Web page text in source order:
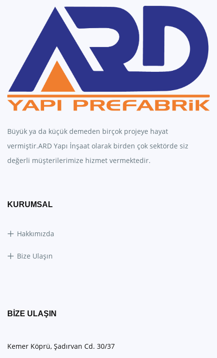
Büyük ya da küçük demeden birçok projeye hayat
vermiştir.ARD Yapı İnşaat olarak birden çok sektörde siz
değerli müşterilerimize hizmet vermektedir.
KURUMSAL
Hakkımızda
Bize Ulaşın
BIZE ULAŞIN
Kemer Köprü, Şadırvan Cd. 30/37